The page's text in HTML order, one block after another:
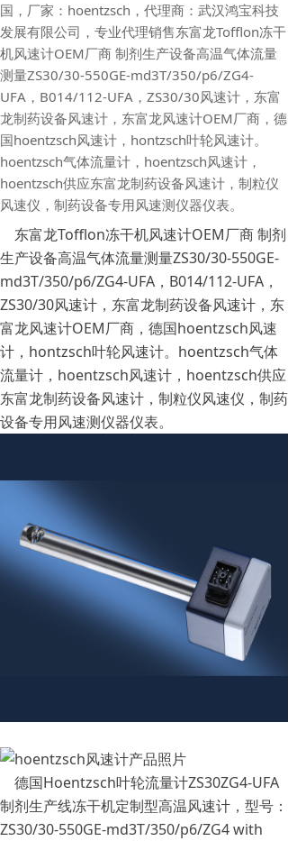
国，厂家：hoentzsch，代理商：武汉鸿宝科技
发展有限公司，专业代理销售东富龙Tofflon冻干
机风速计OEM厂商 制剂生产设备高温气体流量
测量ZS30/30-550GE-md3T/350/p6/ZG4-
UFA，B014/112-UFA，ZS30/30风速计，东富
龙制药设备风速计，东富龙风速计OEM厂商，德
国hoentzsch风速计，hontzsch叶轮风速计。
hoentzsch气体流量计，hoentzsch风速计，
hoentzsch供应东富龙制药设备风速计，制粒仪
风速仪，制药设备专用风速测仪器仪表。
东富龙Tofflon冻干机风速计OEM厂商 制剂
生产设备高温气体流量测量ZS30/30-550GE-
md3T/350/p6/ZG4-UFA，B014/112-UFA，
ZS30/30风速计，东富龙制药设备风速计，东
富龙风速计OEM厂商，德国hoentzsch风速
计，hontzsch叶轮风速计。hoentzsch气体
流量计，hoentzsch风速计，hoentzsch供应
东富龙制药设备风速计，制粒仪风速仪，制药
设备专用风速测仪器仪表。
德国Hoentzsch叶轮流量计ZS30ZG4-UFA
制剂生产线冻干机定制型高温风速计，型号：
ZS30/30-550GE-md3T/350/p6/ZG4 with